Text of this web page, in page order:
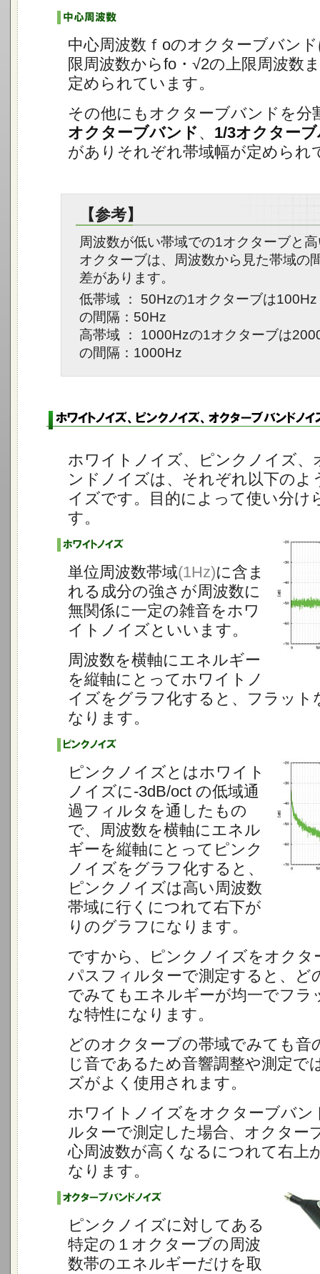
中心周波数ｆoのオクターブバン
限周波数からfo・√2の上限周波数
定められています。
その他にもオクターブバンドを分
オクターブバンド 、 1/3オクター
がありそれぞれ帯域幅が定められ
【参考】
周波数が低い帯域での1オクターブと
オクターブは、周波数から見た帯域の
差があります。
低帯域 ： 50Hzの1オクターブは
の間隔：50Hz
高帯域 ： 1000Hzの1オクターブは
の間隔：1000Hz
ホワイトノイズ、ピンクノイズ、
ンドノイズは、それぞれ以下のよ
イズです。目的によって使い分け
す。
単位周波数帯域(1Hz)に含ま
れる成分の強さが周波数に
無関係に一定の雑音をホワ
イトノイズといいます。
周波数を横軸にエネルギー
を縦軸にとってホワイトノ
イズをグラフ化すると、フラット
なります。
ピンクノイズとはホワイト
ノイズに-3dB/oct の低域通
過フィルタを通したもの
で、周波数を横軸にエネル
ギーを縦軸にとってピンク
ノイズをグラフ化すると、
ピンクノイズは高い周波数
帯域に行くにつれて右下が
りのグラフになります。
ですから、ピンクノイズをオクタ
パスフィルターで測定すると、ど
でみてもエネルギーが均一でフラ
な特性になります。
どのオクターブの帯域でみても音
じ音であるため音響調整や測定で
ズがよく使用されます。
ホワイトノイズをオクターブバン
ルターで測定した場合、オクター
心周波数が高くなるにつれて右上
なります。
ピンクノイズに対してある
特定の１オクターブの周波
数帯のエネルギーだけを取